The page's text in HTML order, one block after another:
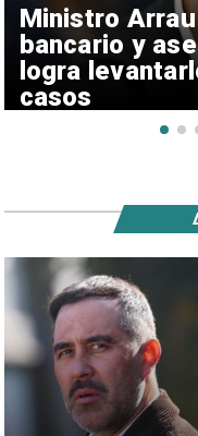
Ministro
bancario y
logra
casos